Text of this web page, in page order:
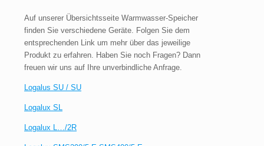
Auf unserer Übersichtsseite Warmwasser-Speicher
finden Sie verschiedene Geräte. Folgen Sie dem
entsprechenden Link um mehr über das jeweilige
Produkt zu erfahren. Haben Sie noch Fragen? Dann
freuen wir uns auf Ihre unverbindliche Anfrage.
Logalus SU / SU
Logalux SL
Logalux L…/2R